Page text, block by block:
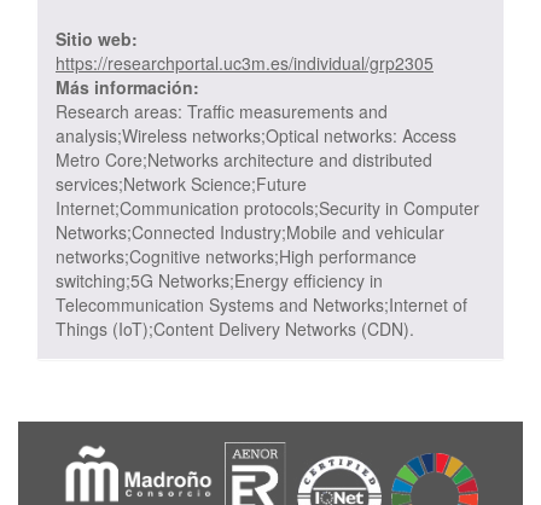
Sitio web:
https://researchportal.uc3m.es/individual/grp2305
Más información:
Research areas: Traffic measurements and
analysis;Wireless networks;Optical networks: Access
Metro Core;Networks architecture and distributed
services;Network Science;Future
Internet;Communication protocols;Security in Computer
Networks;Connected Industry;Mobile and vehicular
networks;Cognitive networks;High performance
switching;5G Networks;Energy efficiency in
Telecommunication Systems and Networks;Internet of
Things (IoT);Content Delivery Networks (CDN).